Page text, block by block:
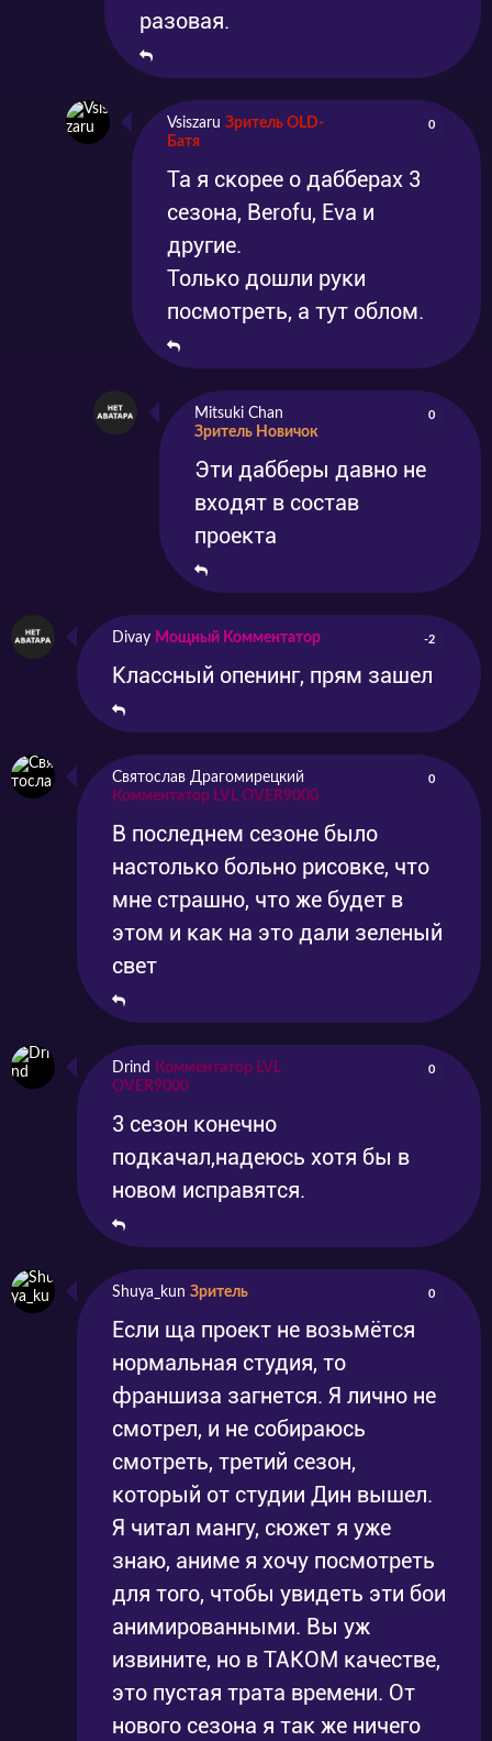
разовая.
Vsiszaru Зритель OLD-
Батя
0
Та я скорее о дабберах 3
сезона, Berofu, Eva и
другие.
Только дошли руки
посмотреть, а тут облом.
Mitsuki Chan
Зритель Новичок
0
Эти дабберы давно не
входят в состав
проекта
Divay Мощный Комментатор -2
Классный опенинг, прям зашел
Святослав Драгомирецкий
Комментатор LVL OVER9000
0
В последнем сезоне было
настолько больно рисовке, что
мне страшно, что же будет в
этом и как на это дали зеленый
свет
Drind
Комментатор LVL
OVER9000
0
3 сезон конечно
подкачал,надеюсь хотя бы в
новом исправятся.
Shuya_kun Зритель 0
Если ща проект не возьмётся
нормальная студия, то
франшиза загнется. Я лично не
смотрел, и не собираюсь
смотреть, третий сезон,
который от студии Дин вышел.
Я читал мангу, сюжет я уже
знаю, аниме я хочу посмотреть
для того, чтобы увидеть эти бои
анимированными. Вы уж
извините, но в ТАКОМ качестве,
это пустая трата времени. От
нового сезона я так же ничего